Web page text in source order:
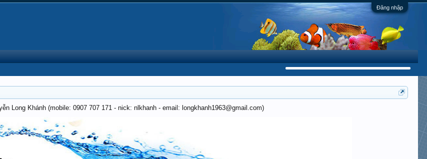
Đăng nhập
Long Khánh (mobile: 0907 707 171 - nick: nlkhanh - email: longkhanh1963@gmail.com)